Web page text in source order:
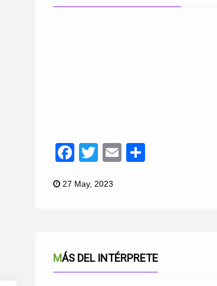
Facebook
TwitterEmail
27 May, 2023
MÁS DEL INTÉRPRETE